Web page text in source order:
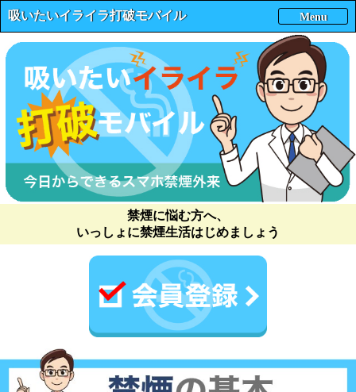
吸いたいイライラ打破モバイル Menu
禁煙に悩む方へ、
いっしょに禁煙生活はじめましょう